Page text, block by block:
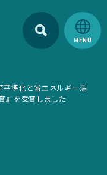
検索
平準化と省エネルギー活
』を受賞しました